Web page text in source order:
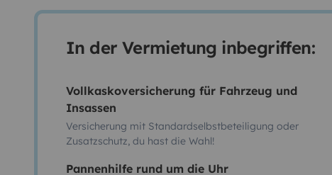
In der Vermietung inbegriffen:
Vollkaskoversicherung für Fahrzeug und
Insassen
Versicherung mit Standardselbstbeteiligung oder
Zusatzschutz, du hast die Wahl!
Pannenhilfe rund um die Uhr